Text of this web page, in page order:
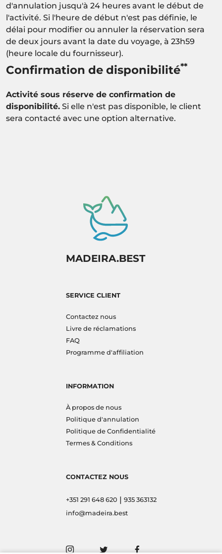
d'annulation jusqu'à 24 heures avant le début de
l'activité. Si l'heure de début n'est pas définie, le
délai pour modifier ou annuler la réservation sera
de deux jours avant la date du voyage, à 23h59
(heure locale du fournisseur).
Confirmation de disponibilité**
Activité sous réserve de confirmation de
disponibilité. Si elle n'est pas disponible, le client
sera contacté avec une option alternative.
MADEIRA.BEST
SERVICE CLIENT
Contactez nous
Livre de réclamations
FAQ
Programme d'affiliation
INFORMATION
À propos de nous
Politique d'annulation
Politique de Confidentialité
Termes & Conditions
CONTACTEZ NOUS
+351 291 648 620 | 935 363132
info@madeira.best